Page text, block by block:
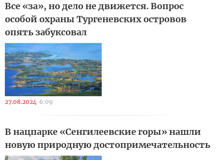
Все «за», но дело не движется. Вопрос
особой охраны Тургеневских островов
опять забуксовал
27.08.2024 6:09
В нацпарке «Сенгилеевские горы» нашли
новую природную достопримечательность